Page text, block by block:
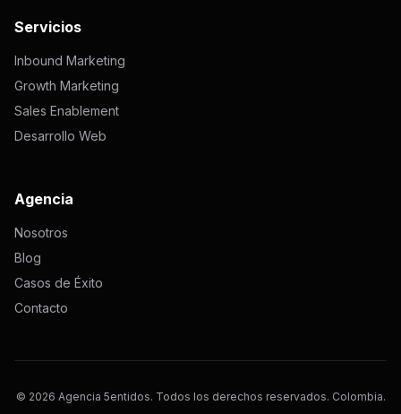
Servicios
Inbound Marketing
Growth Marketing
Sales Enablement
Desarrollo Web
Agencia
Nosotros
Blog
Casos de Éxito
Contacto
© 2026 Agencia 5entidos. Todos los derechos reservados. Colombia.